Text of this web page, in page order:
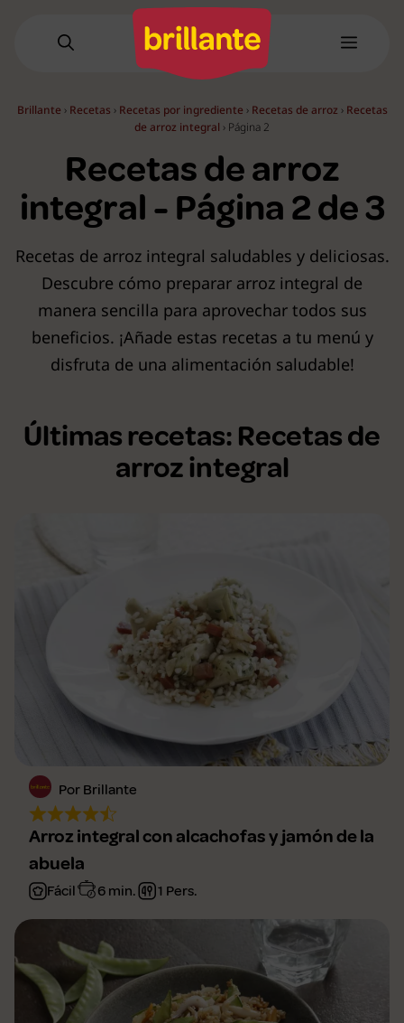
Menú
Brillante › Recetas › Recetas por ingrediente › Recetas de arroz › Recetas
de arroz integral › Página 2
Recetas de arroz
integral - Página 2 de 3
Recetas de arroz integral saludables y deliciosas.
Descubre cómo preparar arroz integral de
manera sencilla para aprovechar todos sus
beneficios. ¡Añade estas recetas a tu menú y
disfruta de una alimentación saludable!
Últimas recetas: Recetas de
arroz integral
Por Brillante
Arroz integral con alcachofas y jamón de la
abuela
Fácil 6 min. 1 Pers.